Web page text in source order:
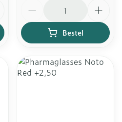
Bestel